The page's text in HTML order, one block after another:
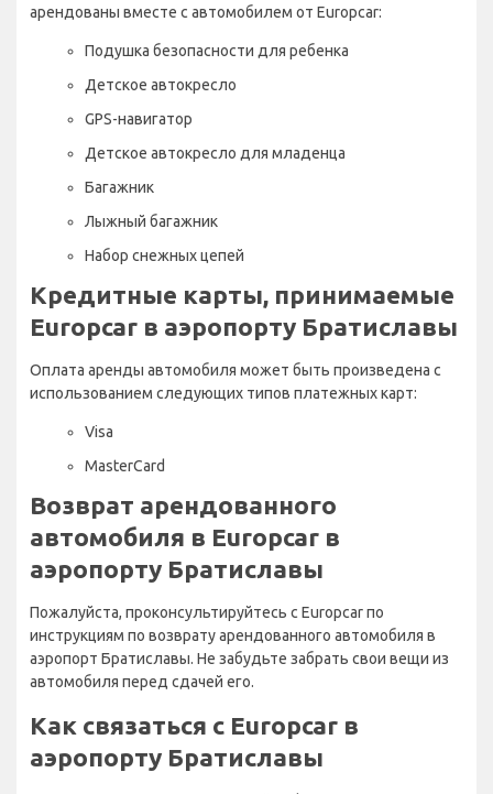
арендованы вместе с автомобилем от Europcar:
Подушка безопасности для ребенка
Детское автокресло
GPS-навигатор
Детское автокресло для младенца
Багажник
Лыжный багажник
Набор снежных цепей
Кредитные карты, принимаемые
Europcar в аэропорту Братиславы
Оплата аренды автомобиля может быть произведена с
использованием следующих типов платежных карт:
Visa
MasterCard
Возврат арендованного
автомобиля в Europcar в
аэропорту Братиславы
Пожалуйста, проконсультируйтесь с Europcar по
инструкциям по возврату арендованного автомобиля в
аэропорт Братиславы. Не забудьте забрать свои вещи из
автомобиля перед сдачей его.
Как связаться с Europcar в
аэропорту Братиславы